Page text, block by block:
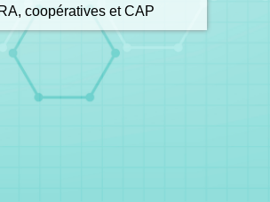
coopératives et CAP